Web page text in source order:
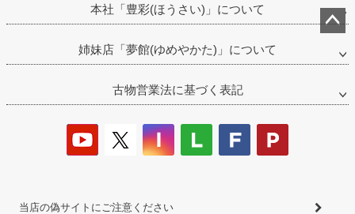
ジト
本社「豊彩(ほうさい)」について
姉妹店「夢館(ゆめやかた)」について
古物営業法に基づく表記
当店の偽サイトにご注意ください